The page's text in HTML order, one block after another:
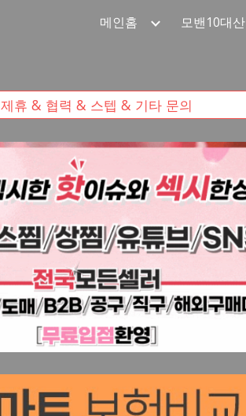
메인홈 모밴10대산
제휴 & 협력 & 스텝 & 기타 문의